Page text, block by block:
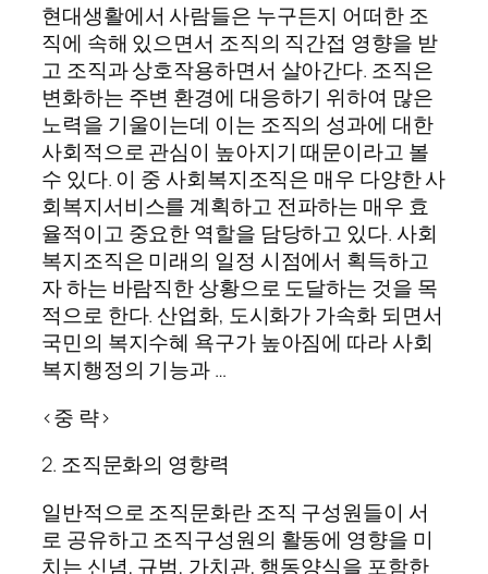
현대생활에서 사람들은 누구든지 어떠한 조
직에 속해 있으면서 조직의 직간접 영향을 받
고 조직과 상호작용하면서 살아간다. 조직은
변화하는 주변 환경에 대응하기 위하여 많은
노력을 기울이는데 이는 조직의 성과에 대한
사회적으로 관심이 높아지기 때문이라고 볼
수 있다. 이 중 사회복지조직은 매우 다양한 사
회복지서비스를 계획하고 전파하는 매우 효
율적이고 중요한 역할을 담당하고 있다. 사회
복지조직은 미래의 일정 시점에서 획득하고
자 하는 바람직한 상황으로 도달하는 것을 목
적으로 한다. 산업화, 도시화가 가속화 되면서
국민의 복지수혜 욕구가 높아짐에 따라 사회
복지행정의 기능과 …
<중 략>
2. 조직문화의 영향력
일반적으로 조직문화란 조직 구성원들이 서
로 공유하고 조직구성원의 활동에 영향을 미
치는 신념, 규범, 가치관, 행동양식을 포함한